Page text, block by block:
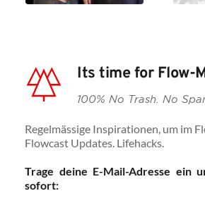
Its time for Flow-
100% No Trash. No
Regelmässige Inspirationen, um im
Flowcast Updates. Lifehacks.
Trage deine E-Mail-Adresse ein
sofort: